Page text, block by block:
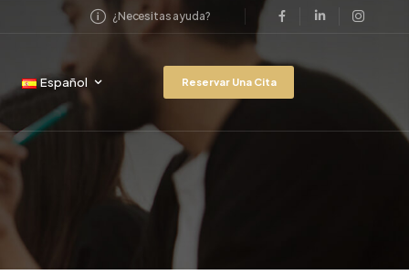
¿Necesitas ayuda?
Español Reservar Una Cita